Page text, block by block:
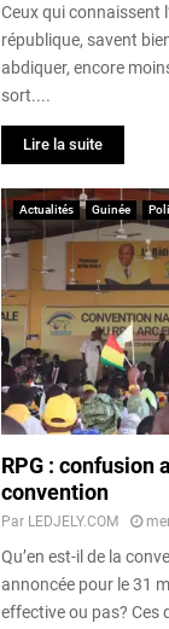
Ceux qui connaissent
république, savent
abdiquer, encore
sort....
Lire la suite
Actualités Guinée
RPG : confusion
convention
Par LEDJELY.COM
Qu’en est-il de la
annoncée pour le 31
effective ou pas? Ces